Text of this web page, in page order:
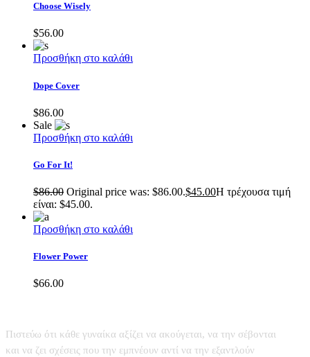
Choose Wisely
$56.00
Προσθήκη στο καλάθι
Dope Cover
$86.00
Sale
Προσθήκη στο καλάθι
Go For It!
$86.00 Original price was: $86.00.$45.00Η τρέχουσα τιμή
είναι: $45.00.
Προσθήκη στο καλάθι
Flower Power
$66.00
Πιστεύω ότι κάθε γυναίκα αξίζει να ακούγεται, να την σέβονται
και να ζει σχέσεις που την εμπνέουν αντί να την εξαντλούν